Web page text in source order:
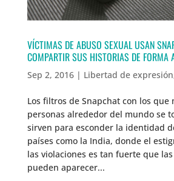
VÍCTIMAS DE ABUSO SEXUAL USAN
COMPARTIR SUS HISTORIAS DE FORMA
Sep 2, 2016| Libertad de expresión
Los filtros de Snapchat con los que
personas alrededor del mundo se
sirven para esconder la identidad
países como la India, donde el
las violaciones es tan fuerte que
pueden aparecer...